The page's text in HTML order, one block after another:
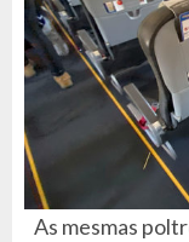
As mesmas